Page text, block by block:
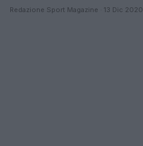
Redazione Sport Magazine · 13 Dic 2020